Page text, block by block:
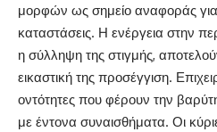
μορφών ως σημείο αναφοράς για
καταστάσεις. Η ενέργεια στην
η σύλληψη της στιγμής,
εικαστική της προσέγγιση.
οντότητες που φέρουν την
με έντονα συναισθήματα. Οι